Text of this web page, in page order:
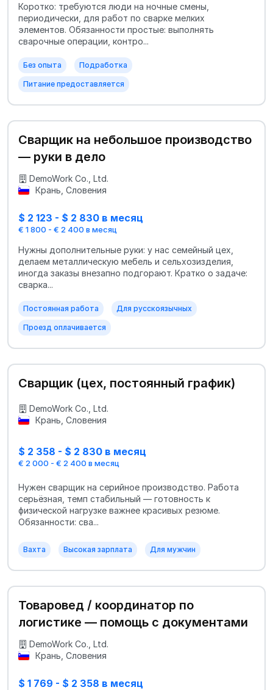
Коротко: требуются люди на ночные смены,
периодически, для работ по сварке мелких
элементов. Обязанности простые: выполнять
сварочные операции, контро...
Без опыта Подработка
Питание предоставляется
Сварщик на небольшое производство
— руки в дело
DemoWork Co., Ltd.
Крань, Словения
$ 2 123 - $ 2 830 в месяц
€ 1 800 - € 2 400 в месяц
Нужны дополнительные руки: у нас семейный цех,
делаем металлическую мебель и сельхозизделия,
иногда заказы внезапно подгорают. Кратко о задаче:
сварка...
Постоянная работа Для русскоязычных
Проезд оплачивается
Сварщик (цех, постоянный график)
DemoWork Co., Ltd.
Крань, Словения
$ 2 358 - $ 2 830 в месяц
€ 2 000 - € 2 400 в месяц
Нужен сварщик на серийное производство. Работа
серьёзная, темп стабильный — готовность к
физической нагрузке важнее красивых резюме.
Обязанности: сва...
Вахта Высокая зарплата Для мужчин
Товаровед / координатор по
логистике — помощь с документами
DemoWork Co., Ltd.
Крань, Словения
$ 1 769 - $ 2 358 в месяц